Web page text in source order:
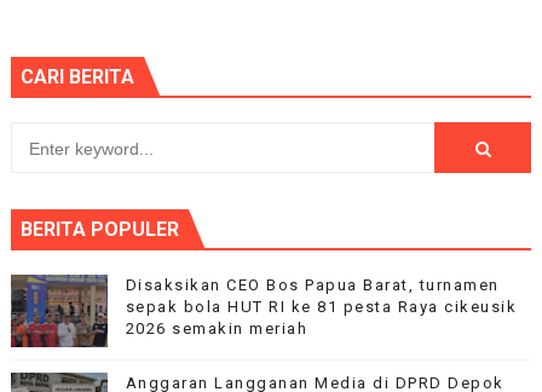
CARI BERITA
BERITA POPULER
Disaksikan CEO Bos Papua Barat, turnamen
sepak bola HUT RI ke 81 pesta Raya cikeusik
2026 semakin meriah
Anggaran Langganan Media di DPRD Depok